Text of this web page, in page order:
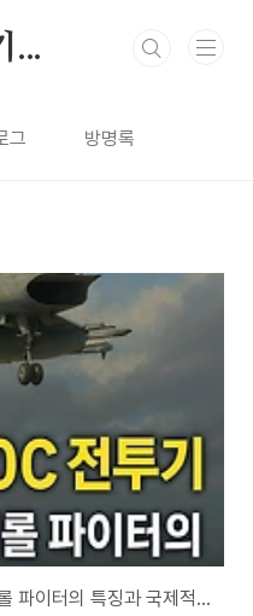
...
그 방명록
중국 J-10C 전투기, 4.5세대 멀티롤 파이터의 특징과 국제적 평가